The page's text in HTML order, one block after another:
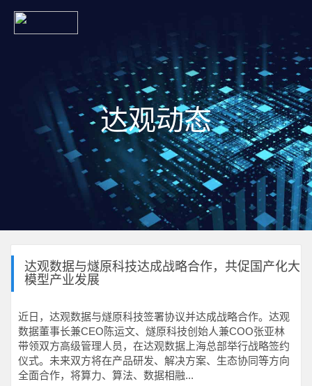
达观动态
达观数据与燧原科技达成战略合作，共促国产化大
模型产业发展
近日，达观数据与燧原科技签署协议并达成战略合作。达观
数据董事长兼CEO陈运文、燧原科技创始人兼COO张亚林
带领双方高级管理人员，在达观数据上海总部举行战略签约
仪式。未来双方将在产品研发、解决方案、生态协同等方向
全面合作，将算力、算法、数据相融...